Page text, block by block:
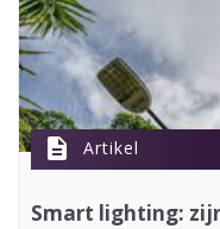
description Artikel
Smart lighting: